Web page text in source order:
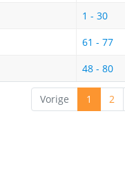
1 - 30
61 - 77
48 - 80
Vorige 1 2